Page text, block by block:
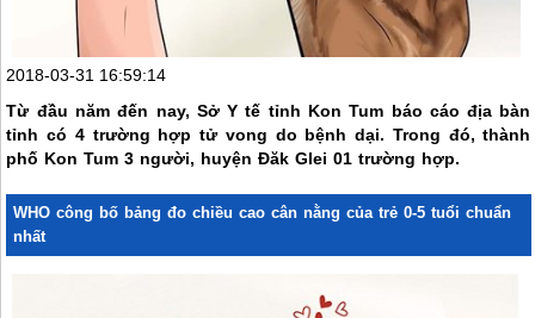
2018-03-31 16:59:14
Từ đầu năm đến nay, Sở Y tế tỉnh Kon Tum báo cáo địa bàn
tỉnh có 4 trường hợp tử vong do bệnh dại. Trong đó, thành
phố Kon Tum 3 người, huyện Đăk Glei 01 trường hợp.
WHO công bố bảng đo chiều cao cân nằng của trẻ 0-5 tuổi chuẩn
nhất